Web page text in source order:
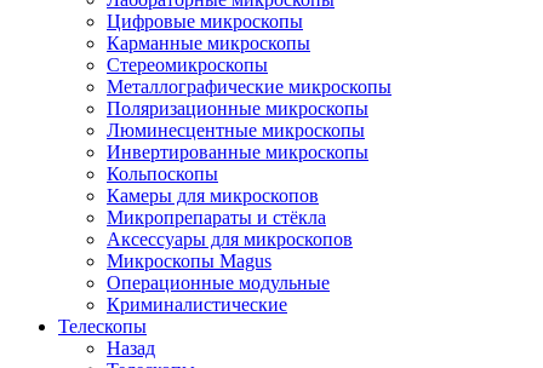
Цифровые микроскопы
Карманные микроскопы
Стереомикроскопы
Металлографические микроскопы
Поляризационные микроскопы
Люминесцентные микроскопы
Инвертированные микроскопы
Кольпоскопы
Камеры для микроскопов
Микропрепараты и стёкла
Аксессуары для микроскопов
Микроскопы Magus
Операционные модульные
Криминалистические
Телескопы
Назад